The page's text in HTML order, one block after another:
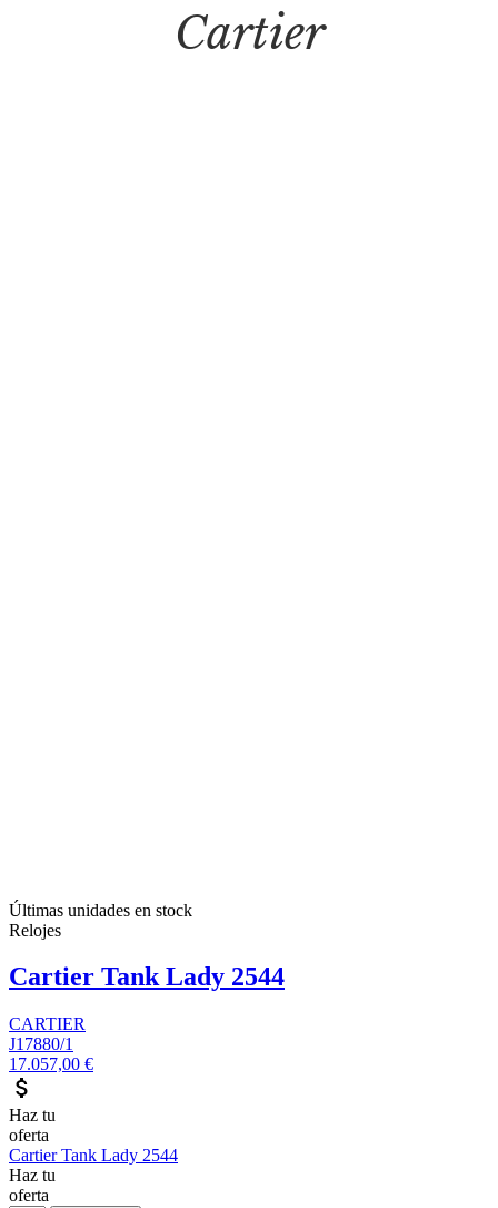
Cartier
Últimas unidades en stock
Relojes
Cartier Tank Lady 2544
CARTIER
J17880/1
17.057,00 €
attach_money
Haz tu
oferta
Cartier Tank Lady 2544
Haz tu
oferta